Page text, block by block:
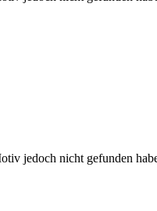
jedoch nicht gefunden